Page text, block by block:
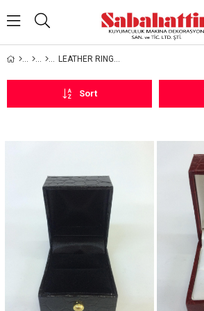
LEATHER RING BOXES
Sort